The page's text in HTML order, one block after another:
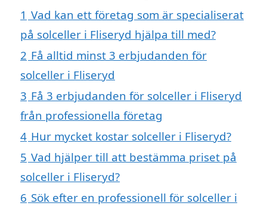
1 Vad kan ett företag som är specialiserat
på solceller i Fliseryd hjälpa till med?
2 Få alltid minst 3 erbjudanden för
solceller i Fliseryd
3 Få 3 erbjudanden för solceller i Fliseryd
från professionella företag
4 Hur mycket kostar solceller i Fliseryd?
5 Vad hjälper till att bestämma priset på
solceller i Fliseryd?
6 Sök efter en professionell för solceller i